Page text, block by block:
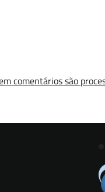
comentários são